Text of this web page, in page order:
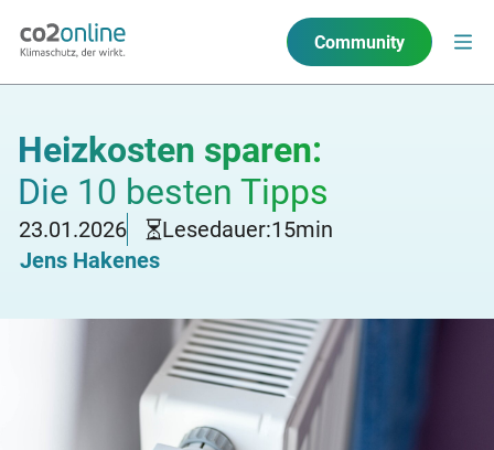
Community
Heizkosten sparen:
Die 10 besten Tipps
23.01.2026 Lesedauer:15min
Jens Hakenes